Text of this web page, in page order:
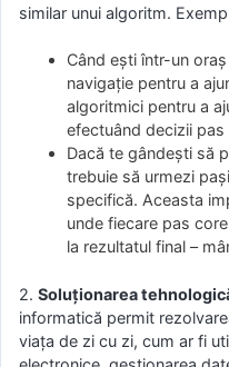
similar unui algoritm.
Când ești într-un
navigație pentru a
algoritmici pentru a
efectuând decizii
Dacă te gândești să
trebuie să urmezi
specifică. Aceasta
unde fiecare pas
la rezultatul final –
2. Soluționarea
informatică permit
viața de zi cu zi, cum ar fi